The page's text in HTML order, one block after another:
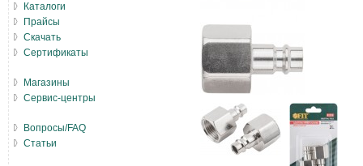
Каталоги
Прайсы
Скачать
Сертификаты
Магазины
Сервис-центры
Вопросы/FAQ
Статьи